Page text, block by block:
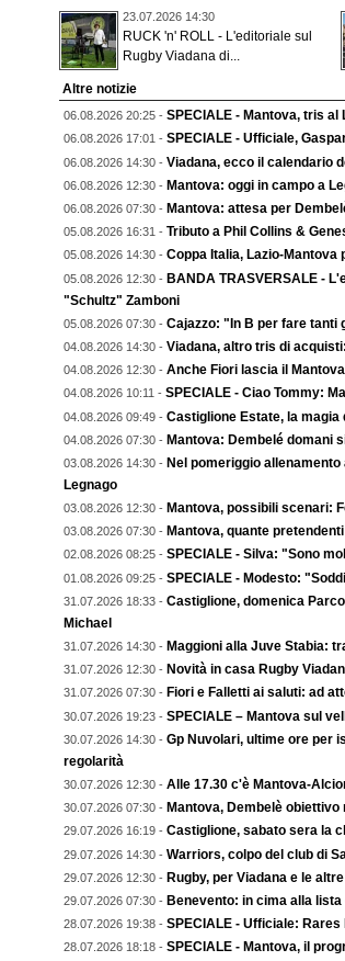
23.07.2026 14:30
RUCK 'n' ROLL - L'editoriale sul
Rugby Viadana di...
Altre notizie
06.08.2026 20:25 - SPECIALE - Mantova, tris
06.08.2026 17:01 - SPECIALE - Ufficiale,
06.08.2026 14:30 - Viadana, ecco il calendario
06.08.2026 12:30 - Mantova: oggi in campo a
06.08.2026 07:30 - Mantova: attesa per
05.08.2026 16:31 - Tributo a Phil Collins &
05.08.2026 14:30 - Coppa Italia, Lazio-
05.08.2026 12:30 - BANDA TRASVERSALE -
"Schultz" Zamboni
05.08.2026 07:30 - Cajazzo: "In B per fare tanti
04.08.2026 14:30 - Viadana, altro tris di
04.08.2026 12:30 - Anche Fiori lascia il
04.08.2026 10:11 - SPECIALE - Ciao Tommy:
04.08.2026 09:49 - Castiglione Estate, la
04.08.2026 07:30 - Mantova: Dembelé domani
03.08.2026 14:30 - Nel pomeriggio
Legnago
03.08.2026 12:30 - Mantova, possibili scenari:
03.08.2026 07:30 - Mantova, quante
02.08.2026 08:25 - SPECIALE - Silva: "Sono
01.08.2026 09:25 - SPECIALE - Modesto:
31.07.2026 18:33 - Castiglione, domenica
Michael
31.07.2026 14:30 - Maggioni alla Juve Stabia:
31.07.2026 12:30 - Novità in casa Rugby
31.07.2026 07:30 - Fiori e Falletti ai saluti: ad
30.07.2026 19:23 - SPECIALE – Mantova sul
30.07.2026 14:30 - Gp Nuvolari, ultime ore per
regolarità
30.07.2026 12:30 - Alle 17.30 c'è Mantova-
30.07.2026 07:30 - Mantova, Dembelè
29.07.2026 16:19 - Castiglione, sabato sera la
29.07.2026 14:30 - Warriors, colpo del club di
29.07.2026 12:30 - Rugby, per Viadana e le
29.07.2026 07:30 - Benevento: in cima alla
28.07.2026 19:38 - SPECIALE - Ufficiale:
28.07.2026 18:18 - SPECIALE - Mantova, il